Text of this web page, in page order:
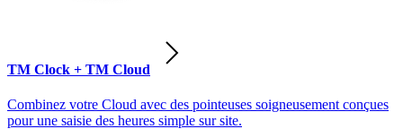
TM Clock + TM Cloud
Combinez votre Cloud avec des pointeuses soigneusement conçues
pour une saisie des heures simple sur site.